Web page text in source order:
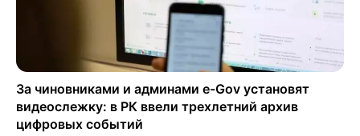
За чиновниками и админами e-Gov установят
видеослежку: в РК ввели трехлетний архив
цифровых событий